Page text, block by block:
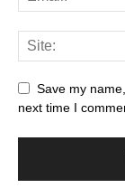
Save my
next time I